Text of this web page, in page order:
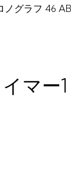
グラフ 46
マー